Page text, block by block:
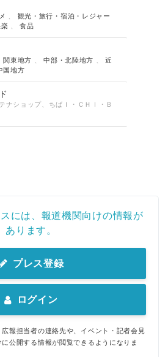
観光・旅行・宿泊・レジャー
、食品
関東地方 、中部・北陸地方 、近
国地方
ナショップ、ちばＩ・ＣＨＩ・Ｂ
には、報道機関向けの情報が
あります。
プレス登録
ログイン
報担当者の連絡先や、イベント・記者会見
公開する情報が閲覧できるようになりま